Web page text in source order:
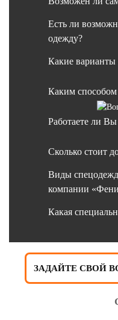
Есть ли
одежду?
Какие
Каким способом
Работаете ли
Сколько стоит
Виды
компании
Какая
ЗАДАЙТЕ СВОЙ